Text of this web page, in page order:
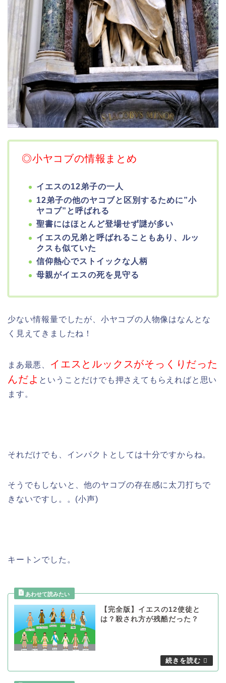
◎小ヤコブの情報まとめ
イエスの12弟子の一人
12弟子の他のヤコブと区別するために”小
ヤコブ”と呼ばれる
聖書にはほとんど登場せず謎が多い
イエスの兄弟と呼ばれることもあり、ルッ
クスも似ていた
信仰熱心でストイックな人柄
母親がイエスの死を見守る
少ない情報量でしたが、小ヤコブの人物像はなんとな
く見えてきましたね！
まあ最悪、
イエスとルックスがそっくりだった
んだよ ということだけでも押さえてもらえればと思い
ます。
それだけでも、インパクトとしては十分ですからね。
そうでもしないと、他のヤコブの存在感に太刀打ちで
きないですし。。(小声)
キートンでした。
【完全版】イエスの12使徒と
は？殺され方が残酷だった？